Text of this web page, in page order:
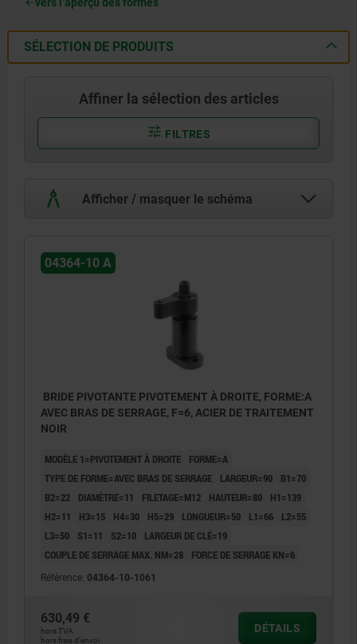
SÉLECTION DE PRODUITS
Affiner la sélection des articles
FILTRES
Afficher / masquer le schéma
1) Course d'approche
04364-10 A
BRIDE PIVOTANTE PIVOTEMENT À DROITE, FORME:A
AVEC BRAS DE SERRAGE, F=6, ACIER DE TRAITEMENT
NOIR
MODÈLE 1=PIVOTEMENT À DROITE
FORME=A
TYPE DE FORME=AVEC BRAS DE SERRAGE
LARGEUR=90
B1=70
B2=22
DIAMÈTRE=11 FILETAGE=M12 HAUTEUR=80
H1=139
H2=11
H3=15 H4=30 H5=29 LONGUEUR=50 L1=66
L2=55
L3=50
S1=11 S2=10
LARGEUR DE CLÉ=19
COUPLE DE SERRAGE MAX. NM=28
FORCE DE SERRAGE KN=6
Référence: 04364-10-1061
630,49 €
hors TVA
hors frais d’envoi
DÉTAILS